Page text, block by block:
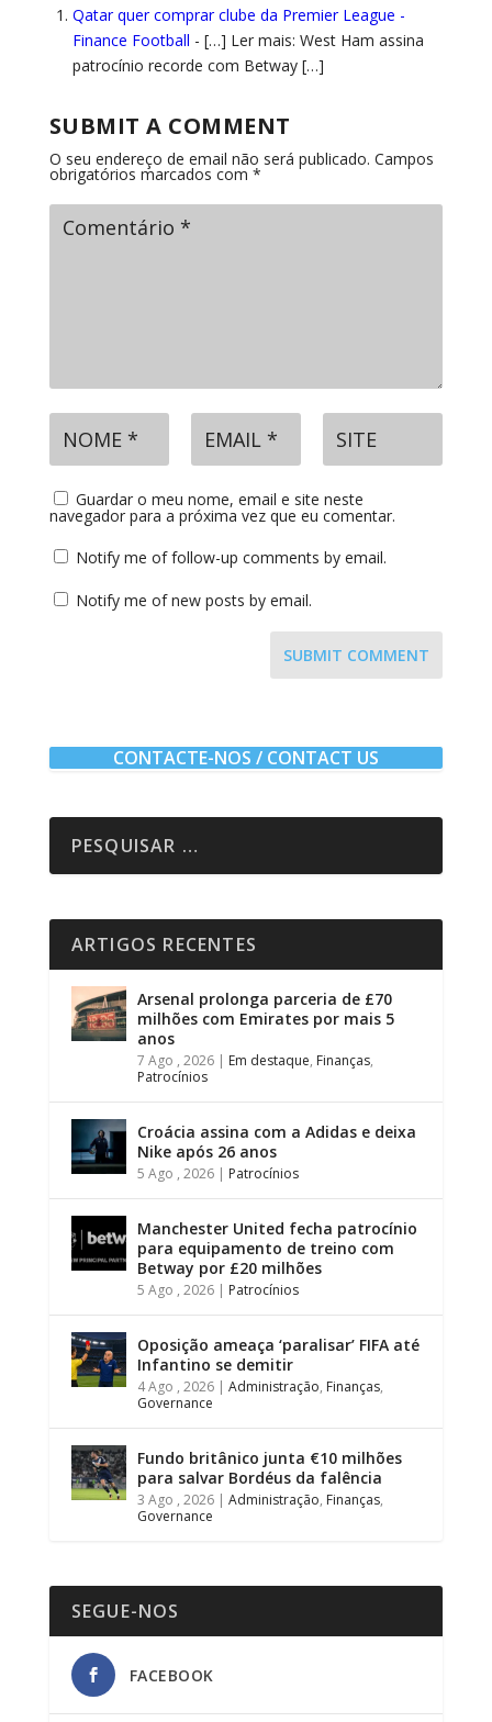
Qatar quer comprar clube da Premier League -
Finance Football - […] Ler mais: West Ham assina
patrocínio recorde com Betway […]
SUBMIT A COMMENT
O seu endereço de email não será publicado. Campos
obrigatórios marcados com *
Guardar o meu nome, email e site neste
navegador para a próxima vez que eu comentar.
Notify me of follow-up comments by email.
Notify me of new posts by email.
SUBMIT COMMENT
CONTACTE-NOS / CONTACT US
ARTIGOS RECENTES
Arsenal prolonga parceria de £70
milhões com Emirates por mais 5
anos
7 Ago , 2026| Em destaque, Finanças,
Patrocínios
Croácia assina com a Adidas e deixa
Nike após 26 anos
5 Ago , 2026| Patrocínios
Manchester United fecha patrocínio
para equipamento de treino com
Betway por £20 milhões
5 Ago , 2026| Patrocínios
Oposição ameaça ‘paralisar’ FIFA até
Infantino se demitir
4 Ago , 2026| Administração, Finanças,
Governance
Fundo britânico junta €10 milhões
para salvar Bordéus da falência
3 Ago , 2026| Administração, Finanças,
Governance
SEGUE-NOS
FACEBOOK